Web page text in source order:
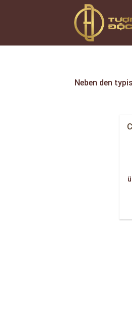
Neben den